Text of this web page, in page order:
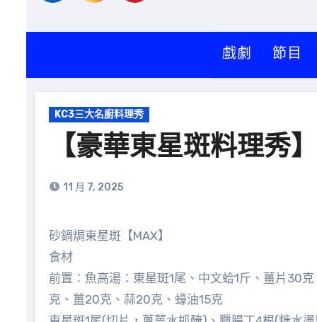
戲劇 節目
KC3三大名廚料理秀
【豪華東星斑料理秀
11 月 7, 2025
砂鍋焗東星斑【MAX】
食材
前置：魚高湯：東星斑1尾、中文蛤1斤、薑片30
克、薑20克、蒜20克、蠔油15克